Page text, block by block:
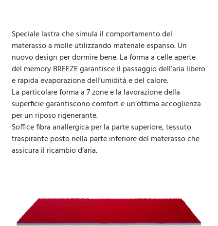
Speciale lastra che simula il comportamento del
materasso a molle utilizzando materiale espanso. Un
nuovo design per dormire bene. La forma a celle aperte
del memory BREEZE garantisce il passaggio dell’aria libero
e rapida evaporazione dell’umidità e del calore.
La particolare forma a 7 zone e la lavorazione della
superficie garantiscono comfort e un’ottima accoglienza
per un riposo rigenerante.
Soffice fibra anallergica per la parte superiore, tessuto
traspirante posto nella parte inferiore del materasso che
assicura il ricambio d’aria.